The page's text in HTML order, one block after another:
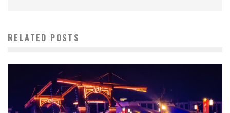
RELATED POSTS